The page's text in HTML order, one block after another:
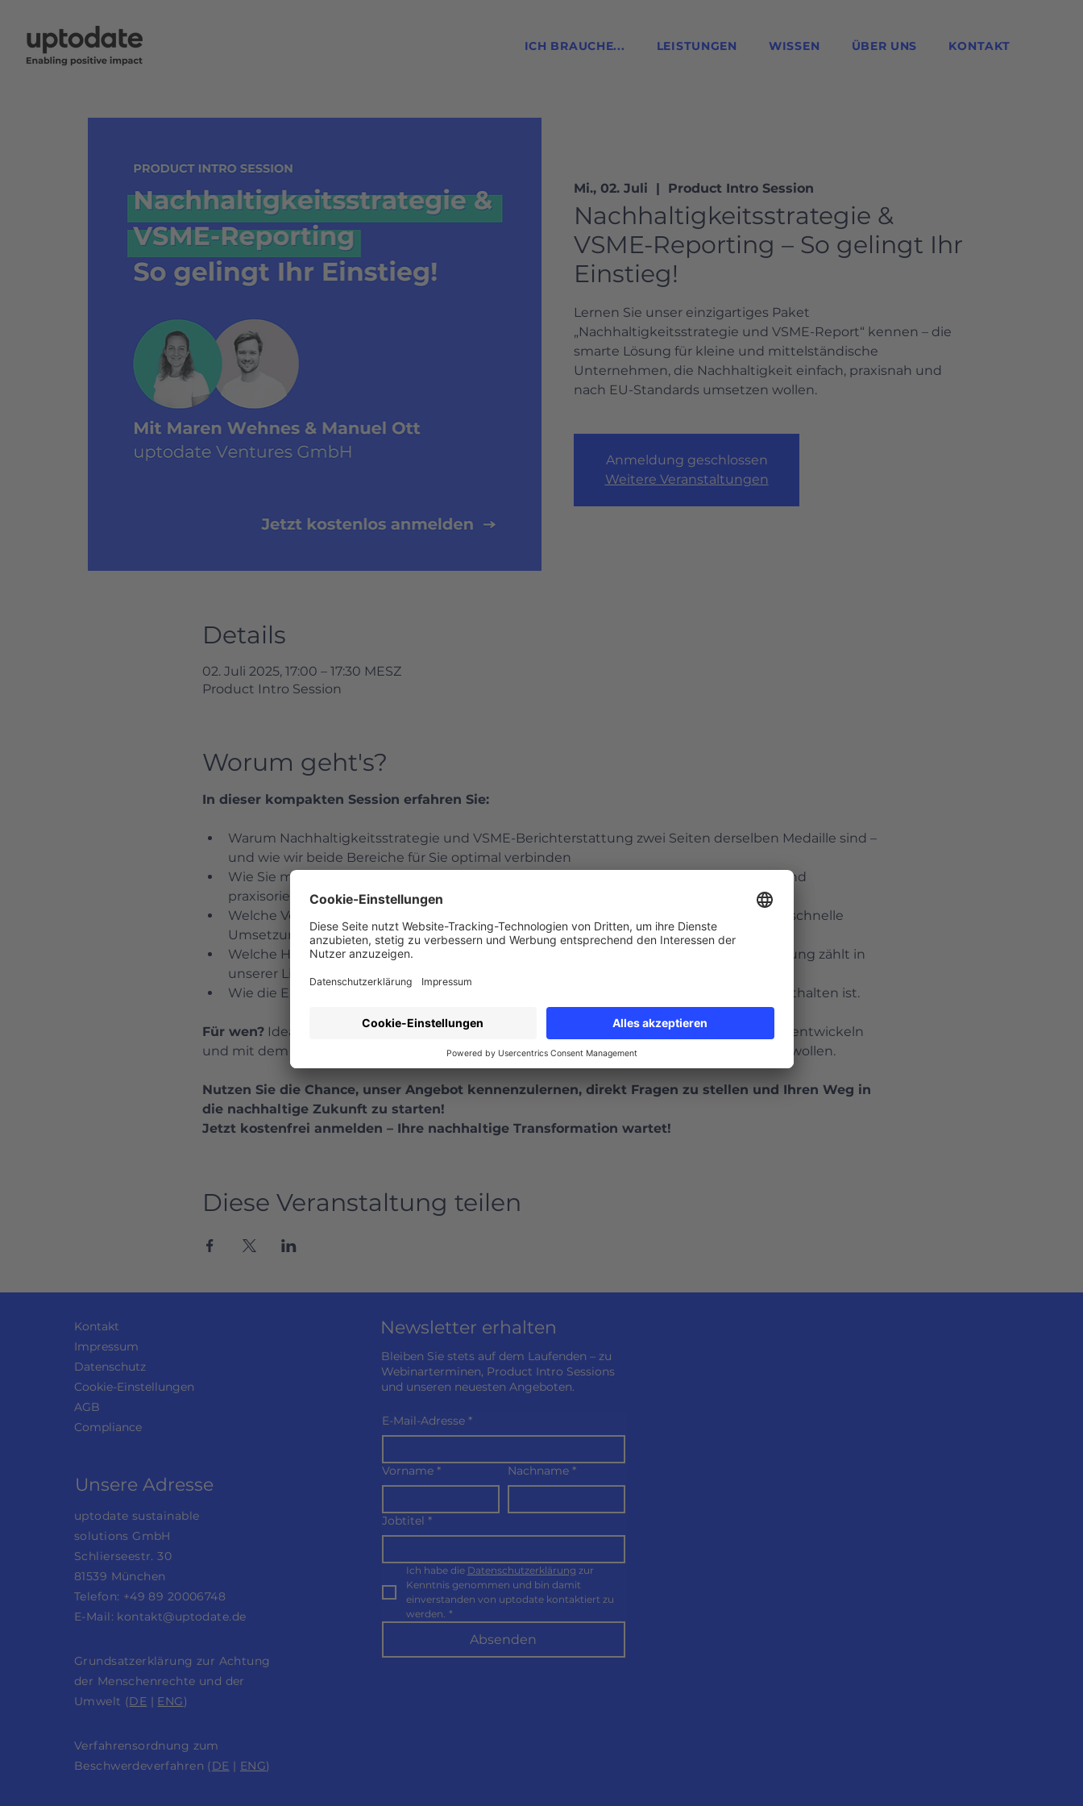
ICH BRAUCHE... LEISTUNGEN WISSEN ÜBER UNS KONTAKT
Mi., 02. Juli Product Intro Session
Nachhaltigkeitsstrategie &
VSME-Reporting – So gelingt Ihr
Einstieg!
Lernen Sie unser einzigartiges Paket
„Nachhaltigkeitsstrategie und VSME-Report“ kennen – die
smarte Lösung für kleine und mittelständische
Unternehmen, die Nachhaltigkeit einfach, praxisnah und
nach EU-Standards umsetzen wollen.
Anmeldung geschlossen
Weitere Veranstaltungen
Details
02. Juli 2025, 17:00 – 17:30 MESZ
Product Intro Session
Worum geht's?
In dieser kompakten Session erfahren Sie:
Warum Nachhaltigkeitsstrategie und VSME-Berichterstattung zwei Seiten derselben Medaille sind –
und wie wir beide Bereiche für Sie optimal verbinden
Wie Sie mit unseren intuitiven Eingabetools Zeit sparen und trotzdem professionelle und
praxisorientierte Ergebnisse erhalten.
Welche Vorteile unser Paket bietet: Experten-Check, transparente Fixpreise ohne Abo, schnelle
Umsetzung in 3–5 Werktagen, Praxisfokus, etc.
Welche Herausforderungen Unternehmen heute bei Nachhaltigkeit sehen – Ihre Meinung zählt in
unserer Live-Umfrage!
Wie die Erbringung unserer Leistungen Schritt-für-Schritt abläuft und was im Paket enthalten ist.
Für wen? Ideal für KMU, die ohne großen Aufwand eine fundierte Nachhaltigkeitsstrategie entwickeln
und mit dem VSME-Bericht nach EU-Standard vertrauensvoll nach außen kommunizieren wollen.
Nutzen Sie die Chance, unser Angebot kennenzulernen, direkt Fragen zu stellen und Ihren Weg in
die nachhaltige Zukunft zu starten!
Jetzt kostenfrei anmelden – Ihre nachhaltige Transformation wartet!
Diese Veranstaltung teilen
Kontakt
Impressum
Datenschutz
Cookie-Einstellungen
AGB
Compliance
Unsere Adresse
uptodate sustainable
solutions GmbH
Schlierseestr. 30
81539 München
Telefon: +49 89 20006748
E-Mail: kontakt@uptodate.de
Grundsatzerklärung zur Achtung
der Menschenrechte und der
Umwelt (DE | ENG)
Verfahrensordnung zum
Beschwerdeverfahren (DE | ENG)
Newsletter erhalten
Bleiben Sie stets auf dem Laufenden – zu
Webinarterminen, Product Intro Sessions
und unseren neuesten Angeboten.
E-Mail-Adresse *
Vorname * Nachname *
Jobtitel *
Ich habe die Datenschutzerklärung zur
Kenntnis genommen und bin damit
einverstanden von uptodate kontaktiert zu
werden. *
Absenden